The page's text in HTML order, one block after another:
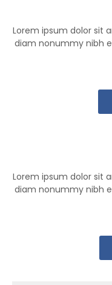
Lorem ipsum dolor sit
diam nonummy nibh
Lorem ipsum dolor sit
diam nonummy nibh